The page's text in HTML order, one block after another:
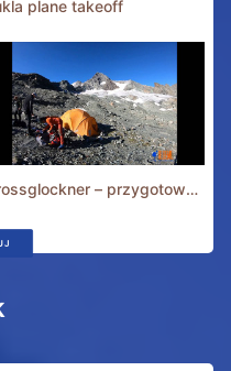
plane takeoff
Grossglockner – przygotowania